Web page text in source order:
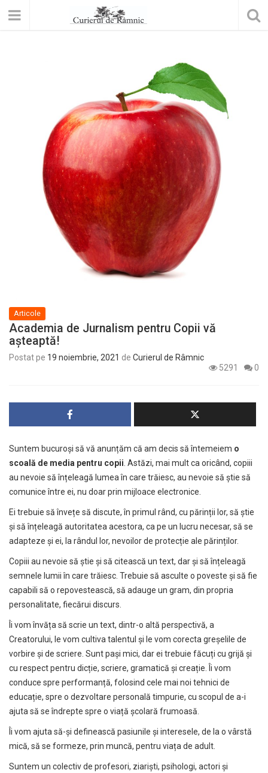
Articole
Academia de Jurnalism pentru Copii vă
așteaptă!
Postat pe 19 noiembrie, 2021 de Curierul de Râmnic
5291
0
Suntem bucuroși să vă anunțăm că am decis să întemeiem o
scoală de media pentru copii . Astăzi, mai mult ca oricând, copiii
au nevoie să înțeleagă lumea în care trăiesc, au nevoie să știe să
comunice între ei, nu doar prin mijloace electronice.
Ei trebuie să învețe să discute, în primul rând, cu părinții lor, să știe
și să înțeleagă autoritatea acestora, ca pe un lucru necesar, să se
adapteze și ei, la rândul lor, nevoilor de protecție ale părinților.
Copiii au nevoie să știe și să citească un text, dar și să înțeleagă
semnele lumii în care trăiesc. Trebuie să asculte o poveste și să fie
capabili să o repovestească, să adauge un gram, din propria
personalitate, fiecărui discurs.
Îi vom învăța să scrie un text, dintr-o altă perspectivă, a
Creatorului, le vom cultiva talentul și le vom corecta greșelile de
vorbire și de scriere. Sunt pași mici, dar ei trebuie făcuți cu grijă și
cu respect pentru dicție, scriere, gramatică și creație.
Îi vom
conduce spre performanță, folosind cele mai noi tehnici de
educație, spre o dezvoltare personală timpurie, cu scopul de a-i
ajuta să se îndrepte spre o viață școlară frumoasă.
Îi vom ajuta să-și definească pasiunile și interesele, de la o vârstă
mică, să se formeze, prin muncă, pentru viața de adult.
Suntem un colectiv de profesori, ziariști, psihologi, actori și